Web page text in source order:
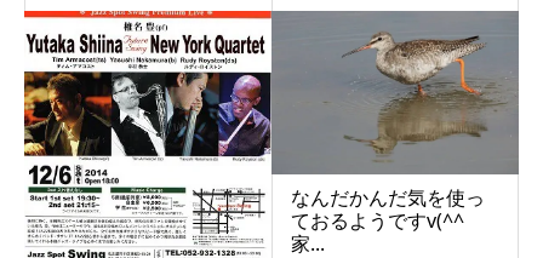
なんだかんだ気を使っ
ておるようですv(^^
家...